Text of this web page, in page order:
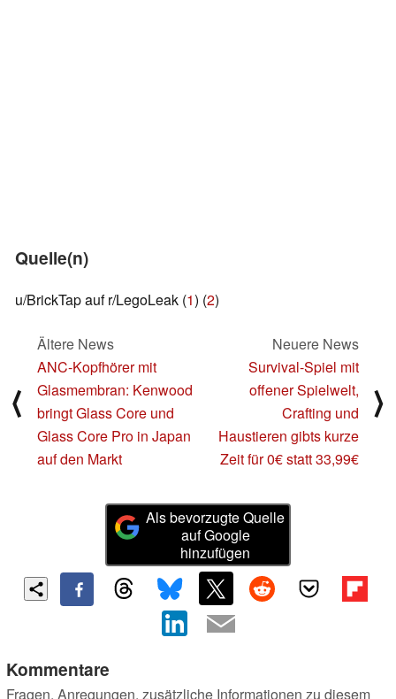
Quelle(n)
u/BrickTap auf r/LegoLeak (1) (2)
⟨
Ältere News
ANC-Kopfhörer mit
Glasmembran: Kenwood
bringt Glass Core und
Glass Core Pro in Japan
auf den Markt
Neuere News
Survival-Spiel mit
offener Spielwelt,
Crafting und
Haustieren gibts kurze
Zeit für 0€ statt 33,99€
⟩
Als bevorzugte Quelle
auf Google
hinzufügen
Kommentare
Fragen, Anregungen, zusätzliche Informationen zu diesem